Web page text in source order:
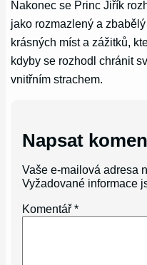
Nakonec se Princ Jiřík
jako rozmazlený a
krásných míst a zážitků,
kdyby se rozhodl chránit
vnitřním strachem.
Napsat
Vaše e-mailová adresa
Vyžadované informace
Komentář*